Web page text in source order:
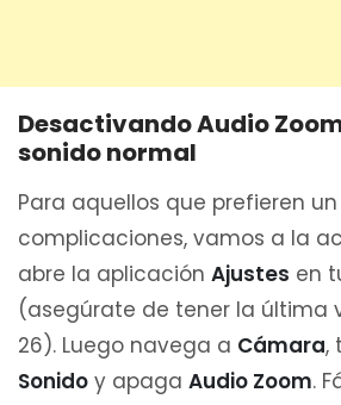
Desactivando Audio
sonido normal
Para aquellos que prefieren
complicaciones, vamos a la
abre la aplicación Ajustes en
(asegúrate de tener la última
26). Luego navega a Cámara,
Sonido y apaga Audio Zoom.